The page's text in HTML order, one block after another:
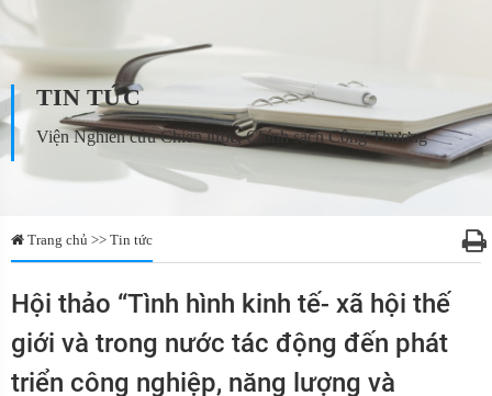
TIN TỨC
Viện Nghiên cứu Chiến lược, Chính sách Công Thương
Trang chủ >> Tin tức
Hội thảo “Tình hình kinh tế- xã hội thế
giới và trong nước tác động đến phát
triển công nghiệp, năng lượng và